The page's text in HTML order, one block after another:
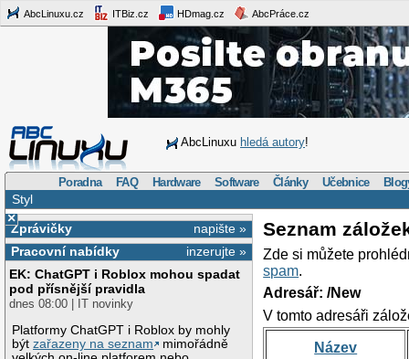
AbcLinuxu.cz ITBiz.cz HDmag.cz AbcPráce.cz
AbcLinuxu hledá autory!
Poradna FAQ Hardware Software Články Učebnice
Styl
×
napište »
Zprávičky
inzerujte »
Pracovní nabídky
EK: ChatGPT i Roblox mohou spadat
pod přísnější pravidla
dnes 08:00 | IT novinky
Platformy ChatGPT i Roblox by mohly
býtzařazeny na seznam
mimořádně
Seznam
Zde si můžete
spam.
Adresář: /New
V tomto adresáři
Název